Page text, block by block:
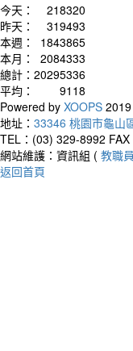
今天：
218320
昨天：
319493
本週：
1843865
本月：
2084333
總計： 20295336
平均：
9118
Powered by XOOPS 2019
地址： 33346 桃園市龜山
TEL：(03) 329-8992
網站維護：資訊組 ( 教職
返回首頁